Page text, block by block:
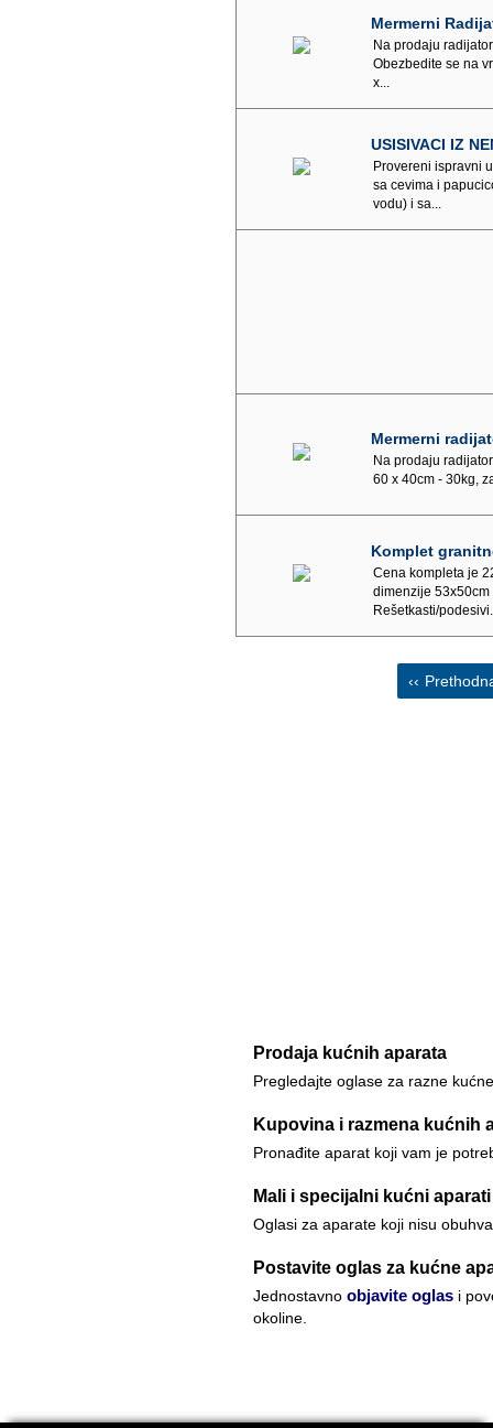
Mermerni
Na prodaju
Obezbedite se na
x...
USISIVACI IZ
Provereni ispravni
sa cevima i
vodu) i sa...
Mermerni
Na prodaju
60 x 40cm - 30kg,
Komplet
Cena kompleta je
dimenzije
Rešetkasti/
‹‹
Prodaja kućnih aparata
Pregledajte oglase za razne
Kupovina i razmena kućnih
Pronađite aparat koji vam je
Mali i specijalni kućni aparati
Oglasi za aparate koji nisu
Postavite oglas za kućne
Jednostavno objavite oglas i
okoline.